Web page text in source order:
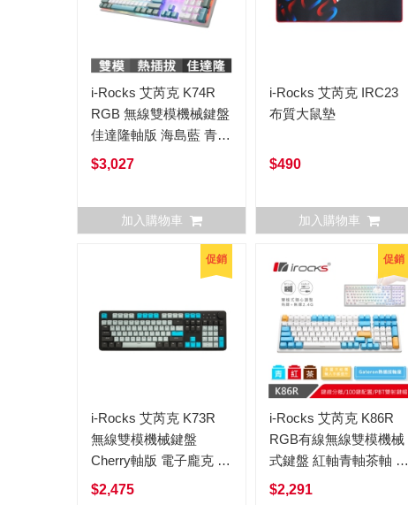
i-Rocks 艾芮克 K74R
RGB 無線雙模機械鍵盤
佳達隆軸版 海島藍 青軸
紅軸茶軸 中文
$3,027
加入購物車
i-Rocks 艾芮克 IRC23
布質大鼠墊
$490
加入購物車
促銷
i-Rocks 艾芮克 K73R
無線雙模機械鍵盤
Cherry軸版 電子龐克 茶
軸 紅軸
$2,475
促銷
i-Rocks 艾芮克 K86R
RGB有線無線雙模機械
式鍵盤 紅軸青軸茶軸 白
色蘇打布丁 佳達隆軸版
$2,291